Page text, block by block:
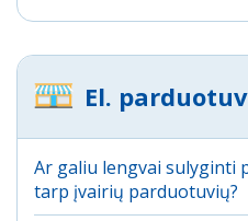
El.
Ar galiu lengvai sulyginti
tarp įvairių parduotuvių?